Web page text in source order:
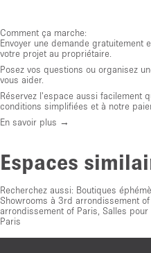
Comment ça marche:
Envoyer une demande gratuitement
votre projet au propriétaire.
Posez vos questions ou organisez
vous aider.
Réservez l'espace aussi facilement
conditions simplifiées et à notre
En savoir plus →
Espaces
Recherchez aussi: Boutiques
Showrooms à 3rd arrondissement
arrondissement of Paris Salles
Paris